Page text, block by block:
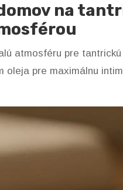
na
atmosféru pre
oleja pre maximálnu